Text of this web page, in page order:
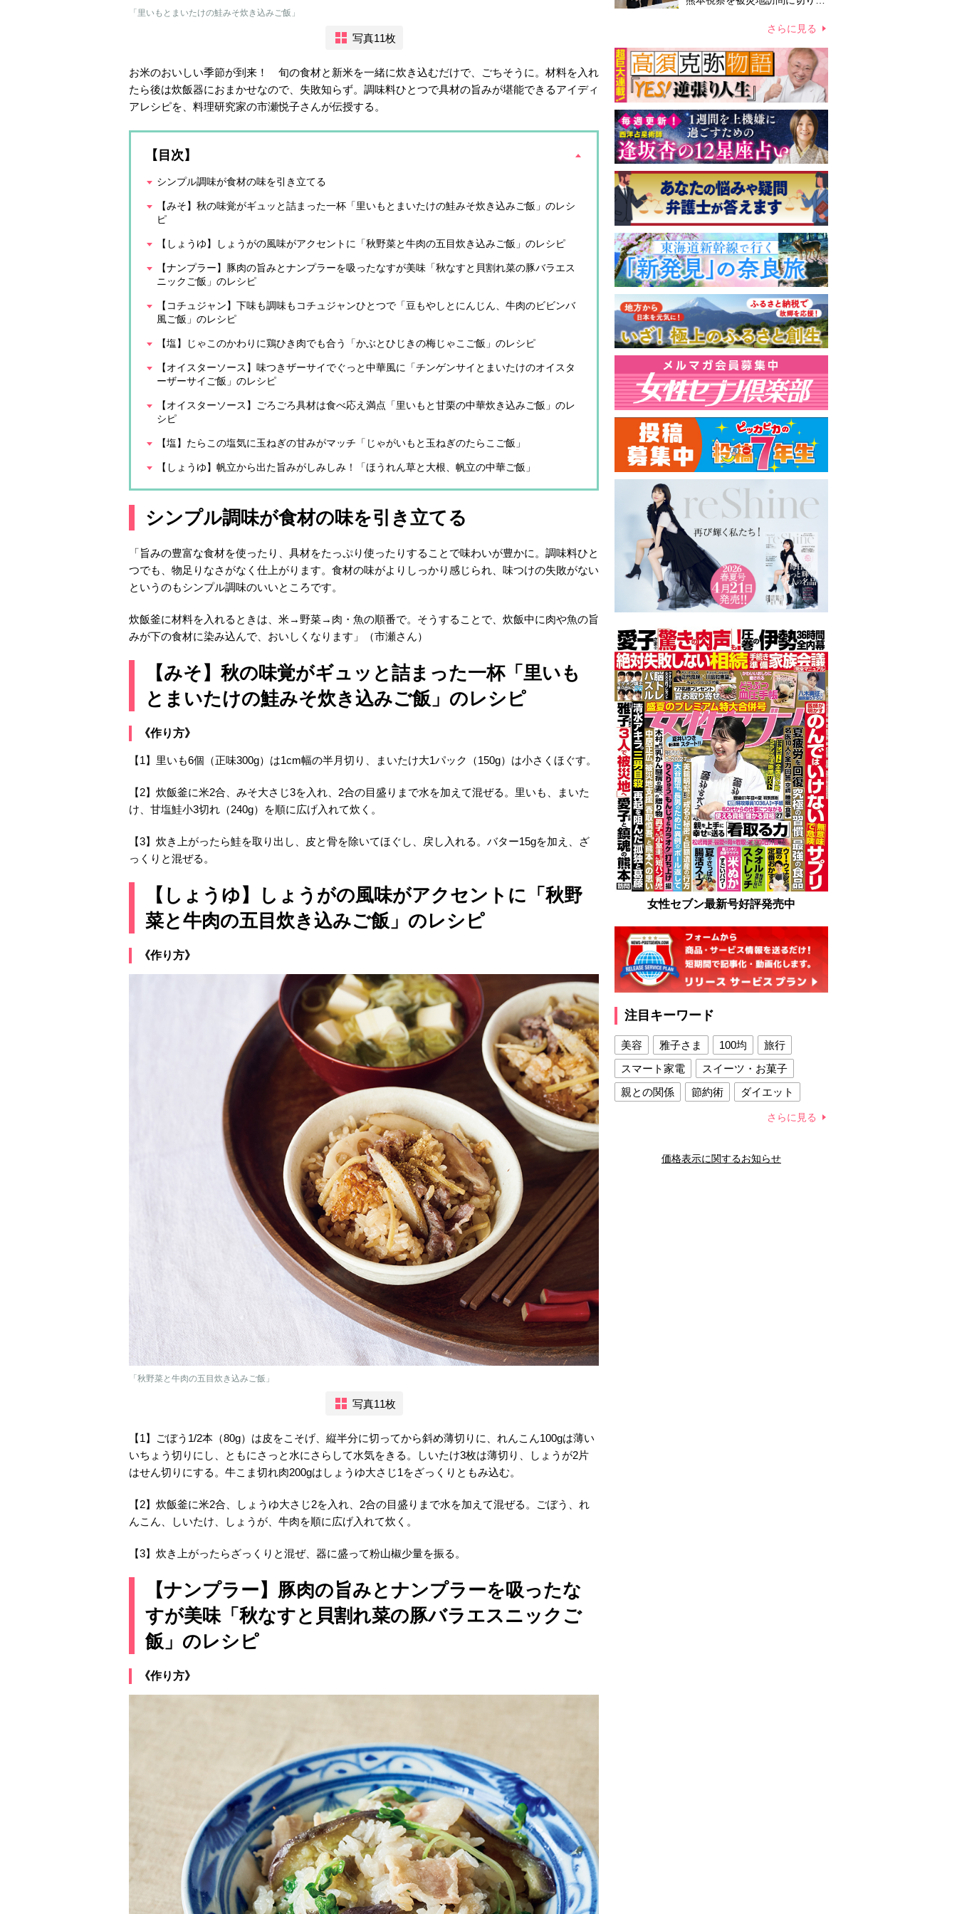
「里いもとまいたけの鮭みそ炊き込みご飯」
写真11枚
お米のおいしい季節が到来！ 旬の食材と新米を一緒に炊き込むだけで、ごちそうに。材料を入れ
たら後は炊飯器におまかせなので、失敗知らず。調味料ひとつで具材の旨みが堪能できるアイディ
アレシピを、料理研究家の市瀬悦子さんが伝授する。
【目次】
シンプル調味が食材の味を引き立てる
【みそ】秋の味覚がギュッと詰まった一杯「里いもとまいたけの鮭みそ炊き込みご飯」のレシ
ピ
【しょうゆ】しょうがの風味がアクセントに「秋野菜と牛肉の五目炊き込みご飯」のレシピ
【ナンプラー】豚肉の旨みとナンプラーを吸ったなすが美味「秋なすと貝割れ菜の豚バラエス
ニックご飯」のレシピ
【コチュジャン】下味も調味もコチュジャンひとつで「豆もやしとにんじん、牛肉のビビンバ
風ご飯」のレシピ
【塩】じゃこのかわりに鶏ひき肉でも合う「かぶとひじきの梅じゃこご飯」のレシピ
【オイスターソース】味つきザーサイでぐっと中華風に「チンゲンサイとまいたけのオイスタ
ーザーサイご飯」のレシピ
【オイスターソース】ごろごろ具材は食べ応え満点「里いもと甘栗の中華炊き込みご飯」のレ
シピ
【塩】たらこの塩気に玉ねぎの甘みがマッチ「じゃがいもと玉ねぎのたらこご飯」
【しょうゆ】帆立から出た旨みがしみしみ！「ほうれん草と大根、帆立の中華ご飯」
シンプル調味が食材の味を引き立てる
「旨みの豊富な食材を使ったり、具材をたっぷり使ったりすることで味わいが豊かに。調味料ひと
つでも、物足りなさがなく仕上がります。食材の味がよりしっかり感じられ、味つけの失敗がない
というのもシンプル調味のいいところです。
炊飯釜に材料を入れるときは、米→野菜→肉・魚の順番で。そうすることで、炊飯中に肉や魚の旨
みが下の食材に染み込んで、おいしくなります」（市瀬さん）
【みそ】秋の味覚がギュッと詰まった一杯「里いも
とまいたけの鮭みそ炊き込みご飯」のレシピ
《作り方》
【1】里いも6個（正味300g）は1cm幅の半月切り、まいたけ大1パック（150g）は小さくほぐす。
【2】炊飯釜に米2合、みそ大さじ3を入れ、2合の目盛りまで水を加えて混ぜる。里いも、まいた
け、甘塩鮭小3切れ（240g）を順に広げ入れて炊く。
【3】炊き上がったら鮭を取り出し、皮と骨を除いてほぐし、戻し入れる。バター15gを加え、ざ
っくりと混ぜる。
【しょうゆ】しょうがの風味がアクセントに「秋野
菜と牛肉の五目炊き込みご飯」のレシピ
《作り方》
「秋野菜と牛肉の五目炊き込みご飯」
写真11枚
【1】ごぼう1/2本（80g）は皮をこそげ、縦半分に切ってから斜め薄切りに、れんこん100gは薄い
いちょう切りにし、ともにさっと水にさらして水気をきる。しいたけ3枚は薄切り、しょうが2片
はせん切りにする。牛こま切れ肉200gはしょうゆ大さじ1をざっくりともみ込む。
【2】炊飯釜に米2合、しょうゆ大さじ2を入れ、2合の目盛りまで水を加えて混ぜる。ごぼう、れ
んこん、しいたけ、しょうが、牛肉を順に広げ入れて炊く。
【3】炊き上がったらざっくりと混ぜ、器に盛って粉山椒少量を振る。
【ナンプラー】豚肉の旨みとナンプラーを吸ったな
すが美味「秋なすと貝割れ菜の豚バラエスニックご
飯」のレシピ
《作り方》
夫妻から受け継ぐ“国民への寄
さらに見る
女性セブン最新号好評発売中
注目キーワード
美容 雅子さま 100均
旅行
スマート家電
スイーツ・お菓子
親との関係
節約術
ダイエット
夫との関係
新津春子 どか食い
さらに見る
価格表示に関するお知らせ